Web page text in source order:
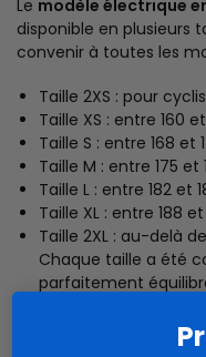
Le modèle électrique
disponible en plusieurs
convenir à toutes les
Taille 2XS : pour
Taille XS : entre 160
Taille S : entre 168 et
Taille M : entre 175 et
Taille L : entre 182 et
Taille XL : entre 188
Taille 2XL : au-delà
Chaque taille a été
parfaitement
optimal et une